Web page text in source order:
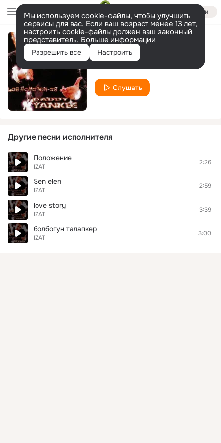
Войти
Мы используем cookie-файлы, чтобы улучшить
сервисы для вас. Если ваш возраст менее 13 лет,
настроить cookie-файлы должен ваш законный
представитель. Больше информации
Разрешить все Настроить
Арман
Слушать
Другие песни исполнителя
Положение
IZAT
2:26
Sen elen
IZAT
2:59
love story
IZAT
3:39
болбогун талапкер
IZAT
3:00